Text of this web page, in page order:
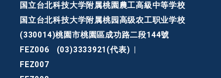
国立台北科技大学附属桃園農工高級中等学校
国立台北科技大学附属桃园高级农工职业学校
(330014)桃園市桃園區成功路二段144號
FEZ006
(03)3333921(代表)
FEZ007